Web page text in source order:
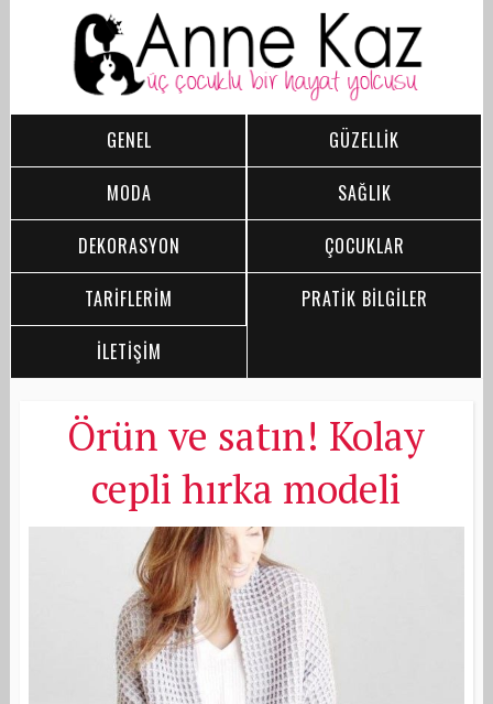
GENEL
GÜZELLİK
MODA
SAĞLIK
DEKORASYON
ÇOCUKLAR
TARİFLERİM
PRATİK BİLGİLER
İLETİŞİM
Örün ve satın! Kolay
cepli hırka modeli